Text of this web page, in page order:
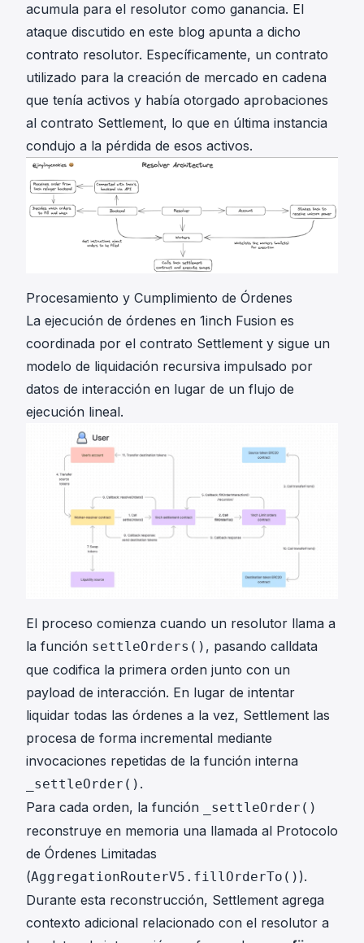
acumula para el resolutor como ganancia. El
ataque discutido en este blog apunta a dicho
contrato resolutor. Específicamente, un contrato
utilizado para la creación de mercado en cadena
que tenía activos y había otorgado aprobaciones
al contrato Settlement, lo que en última instancia
condujo a la pérdida de esos activos.
Procesamiento y Cumplimiento de Órdenes
La ejecución de órdenes en 1inch Fusion es
coordinada por el contrato Settlement y sigue un
modelo de liquidación recursiva impulsado por
datos de interacción en lugar de un flujo de
ejecución lineal.
El proceso comienza cuando un resolutor llama a
la función settleOrders() , pasando calldata
que codifica la primera orden junto con un
payload de interacción. En lugar de intentar
liquidar todas las órdenes a la vez, Settlement las
procesa de forma incremental mediante
invocaciones repetidas de la función interna
_settleOrder() .
Para cada orden, la función
_settleOrder()
reconstruye en memoria una llamada al Protocolo
de Órdenes Limitadas
(AggregationRouterV5.fillOrderTo() ).
Durante esta reconstrucción, Settlement agrega
contexto adicional relacionado con el resolutor a